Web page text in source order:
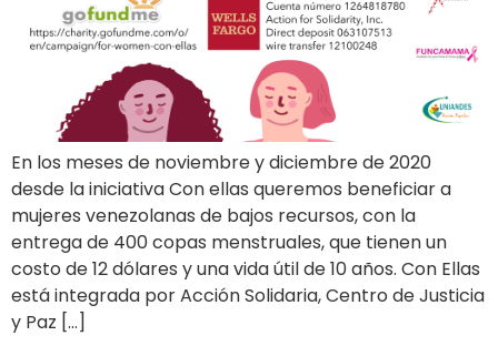
En los meses de noviembre y diciembre de 2020
desde la iniciativa Con ellas queremos beneficiar a
mujeres venezolanas de bajos recursos, con la
entrega de 400 copas menstruales, que tienen un
costo de 12 dólares y una vida útil de 10 años. Con Ellas
está integrada por Acción Solidaria, Centro de Justicia
y Paz […]